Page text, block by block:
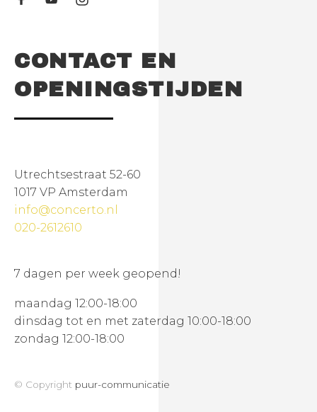
CONTACT EN
OPENINGSTIJDEN
Utrechtsestraat 52-60
1017 VP Amsterdam
info@concerto.nl
020-2612610
7 dagen per week geopend!
maandag 12:00-18:00
dinsdag tot en met zaterdag 10:00-18:00
zondag 12:00-18:00
© Copyright puur-communicatie